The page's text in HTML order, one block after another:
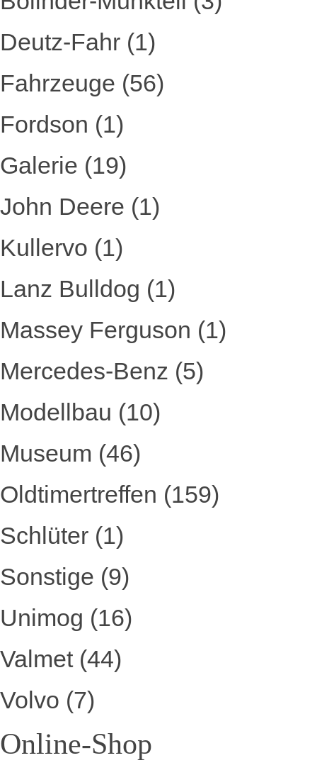
Deutz-Fahr (1)
Fahrzeuge (56)
Fordson (1)
Galerie (19)
John Deere (1)
Kullervo (1)
Lanz Bulldog (1)
Massey Ferguson (1)
Mercedes-Benz (5)
Modellbau (10)
Museum (46)
Oldtimertreffen (159)
Schlüter (1)
Sonstige (9)
Unimog (16)
Valmet(44)
Volvo (7)
Online-Shop